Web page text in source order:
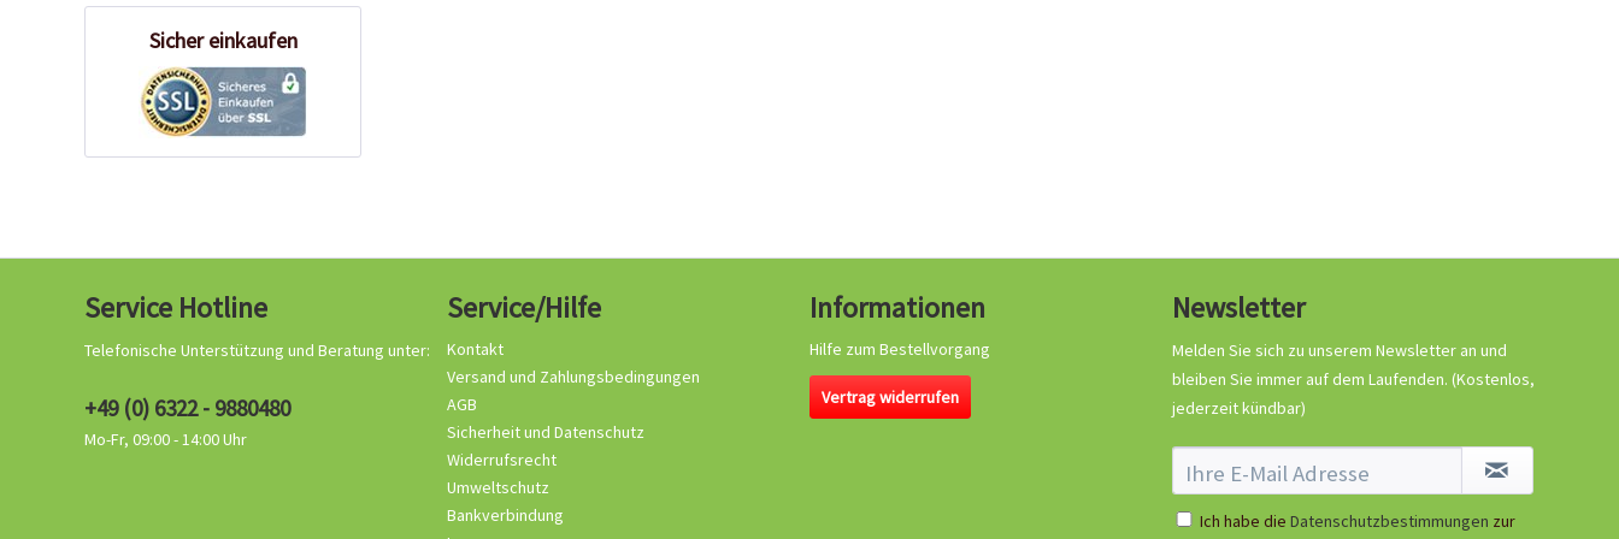
Sicher einkaufen
Service Hotline
Telefonische Unterstützung und Beratung unter:
+49 (0) 6322 - 9880480
Mo-Fr, 09:00 - 14:00 Uhr
Service/Hilfe
Kontakt
Versand und Zahlungsbedingungen
AGB
Sicherheit und Datenschutz
Widerrufsrecht
Umweltschutz
Bankverbindung
Informationen
Hilfe zum Bestellvorgang
Vertrag widerrufen
Newsletter
Melden Sie sich zu unserem Newsletter an und
bleiben Sie immer auf dem Laufenden. (Kostenlos,
jederzeit kündbar)
Ich habe die Datenschutzbestimmungen zur